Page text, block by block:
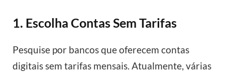
1. Escolha Contas Sem Tarifas
Pesquise por bancos que oferecem contas
digitais sem tarifas mensais. Atualmente, várias